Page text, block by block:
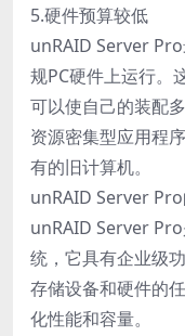
5.硬件预算较低
unRAID Server
规PC硬件上运行。
可以使自己的装配
资源密集型应用程
有的旧计算机。
unRAID Server
unRAID Server
统，它具有企业级
存储设备和硬件的
化性能和容量。